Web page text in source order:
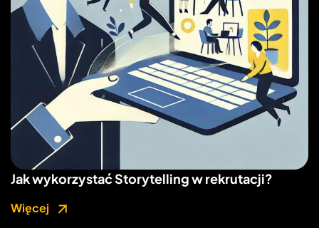
Jak wykorzystać Storytelling w rekrutacji?
Więcej